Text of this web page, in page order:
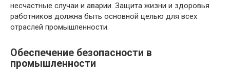
несчастные случаи и аварии. Защита жизни и здоровья
работников должна быть основной целью для всех
отраслей промышленности.
Обеспечение безопасности в
промышленности